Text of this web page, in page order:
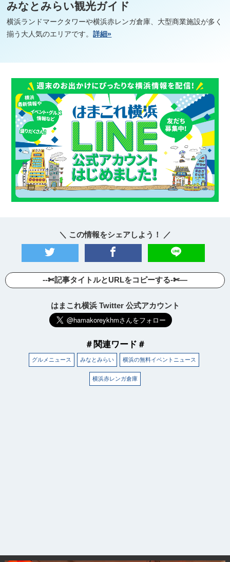
みなとみらい観光ガイド
横浜ランドマークタワーや横浜赤レンガ倉庫、大型商業施設が多く
揃う大人気のエリアです。詳細»
＼ この情報をシェアしよう！ ／
--✄記事タイトルとURLをコピーする-✄—
はまこれ横浜 Twitter 公式アカウント
＃関連ワード＃
グルメニュース みなとみらい 横浜の無料イベントニュース
横浜赤レンガ倉庫